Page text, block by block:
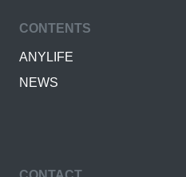
CONTENTS
ANYLIFE
NEWS